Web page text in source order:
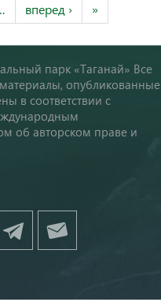
вперед › »
парк «Таганай» Все
опубликованные
в соответствии с
об авторском праве и